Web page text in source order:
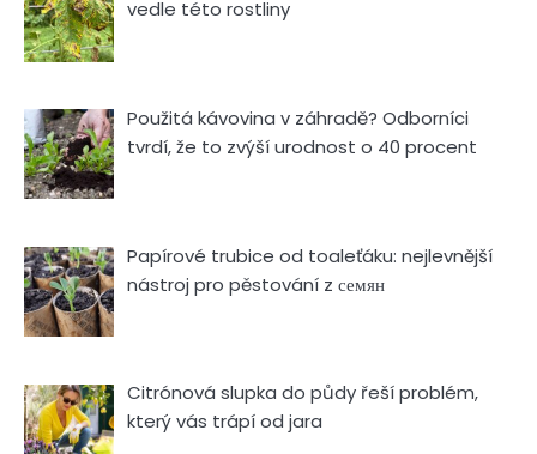
vedle této rostliny
Použitá kávovina v záhradě? Odborníci
tvrdí, že to zvýší urodnost o 40 procent
Papírové trubice od toaleťáku: nejlevnější
nástroj pro pěstování z семян
Citrónová slupka do půdy řeší problém,
který vás trápí od jara